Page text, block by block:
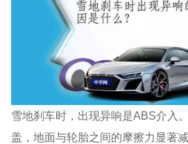
雪地刹车时，出现异响是ABS介入
盖，地面与轮胎之间的摩擦力显著